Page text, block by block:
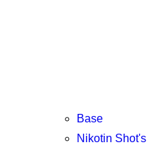
Base
Nikotin Shot's